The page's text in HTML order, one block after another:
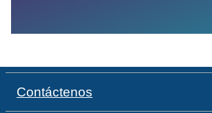
Contáctenos